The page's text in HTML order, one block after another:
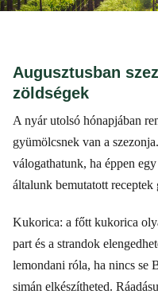
Augusztusban
zöldségek
A nyár utolsó hónapjában
gyümölcsnek van a
válogathatunk, ha éppen
általunk bemutatott
Kukorica: a főtt kukorica
part és a strandok
lemondani róla, ha nincs se
simán elkészítheted.